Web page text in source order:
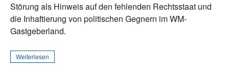
Störung als Hinweis auf den fehlenden Rechtsstaat und
die Inhaftierung von politischen Gegnern im WM-
Gastgeberland.
Weiterlesen